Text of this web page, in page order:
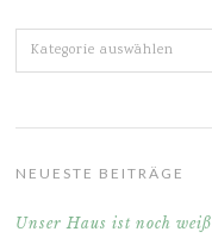
Kategorien
NEUESTE BEITRÄGE
Unser Haus ist noch weiß